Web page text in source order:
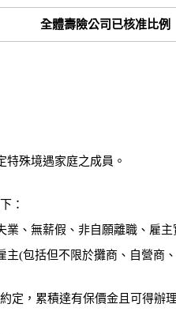
全體壽險公司已核准比例
特殊境遇家庭之成員。
：
業、無薪假、非自願離職、雇
主(包括但不限於攤商、自營商
定，累積達有保價金且可得辦